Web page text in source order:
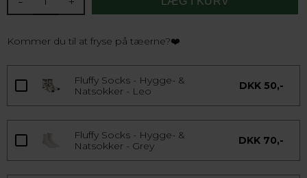
Kommer du til at fryse på tæerne?❤️
Fluffy Socks - Hygge- &
Natsokker - Leo
DKK 50,-
Fluffy Socks - Hygge- &
Natsokker - Grey
DKK 70,-